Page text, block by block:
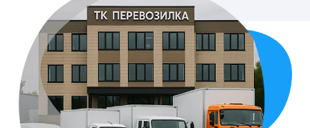
Отзывы
Контакты
Спецтехника
Цены
FAQ